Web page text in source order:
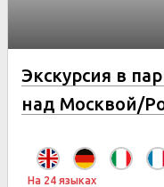
Экскурсия в
над Москвой/
На 24 языках